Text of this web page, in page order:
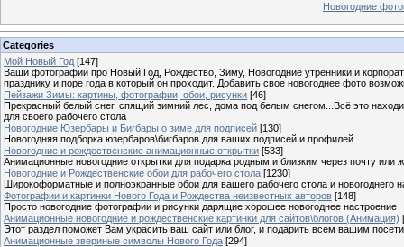
Новогодние
Categories
Мой Новый Год [147]
Ваши фотографии про Новый Год, Рождество, Зиму, Новогодние утренники и
празднику и поре года в который он проходит. Добавить свое новогоднее фото
Пейзажи Зимы: картины, фотографии, обои, рисунки [46]
Прекрасный белый снег, спящий зимний лес, дома под белым снегом...Всё это
для своего рабочего стола
Новогодние Юзербары и Бигбары о зиме для подписей [130]
Новогодняя подборка юзербаров\бигбаров для ваших подписей и профилей.
Новогодние и рождественские анимационные открытки [533]
Анимационные новогодние открытки для подарка родным и близким через почту или
Новогодние и Рождественские обои для рабочего стола [1230]
Широкоформатные и полноэкранные обои для вашего рабочего стола и новогоднего
Фотографии и картинки Нового Года и Рождества неизвестных авторов [148]
Просто новогодние фотографии и рисунки дарящие хорошее новогоднее настроение
Анимационные новогодние и рождественские картинки для сайтов\блогов (Анимация)
Этот раздел поможет Вам украсить ваш сайт или блог, и подарить всем вашим
Анимационные звериные символы Нового Года [294]